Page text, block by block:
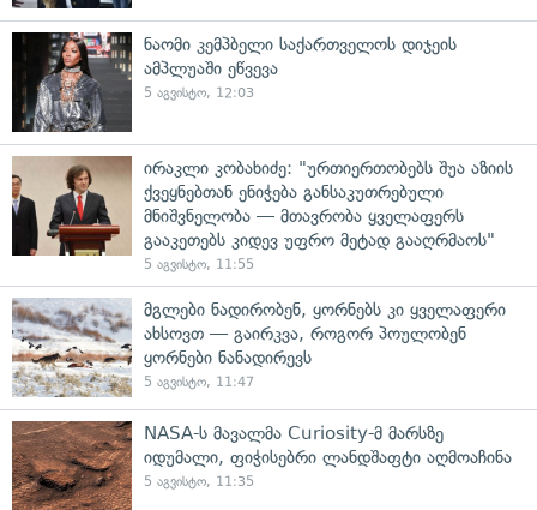
ნაომი კემპბელი საქართველოს დიჯეის
ამპლუაში ეწვევა
5 აგვისტო, 12:03
ირაკლი კობახიძე: "ურთიერთობებს შუა აზიის
ქვეყნებთან ენიჭება განსაკუთრებული
მნიშვნელობა — მთავრობა ყველაფერს
გააკეთებს კიდევ უფრო მეტად გააღრმაოს"
5 აგვისტო, 11:55
მგლები ნადირობენ, ყორნებს კი ყველაფერი
ახსოვთ — გაირკვა, როგორ პოულობენ
ყორნები ნანადირევს
5 აგვისტო, 11:47
NASA-ს მავალმა Curiosity-მ მარსზე
იდუმალი, ფიჭისებრი ლანდშაფტი აღმოაჩინა
5 აგვისტო, 11:35